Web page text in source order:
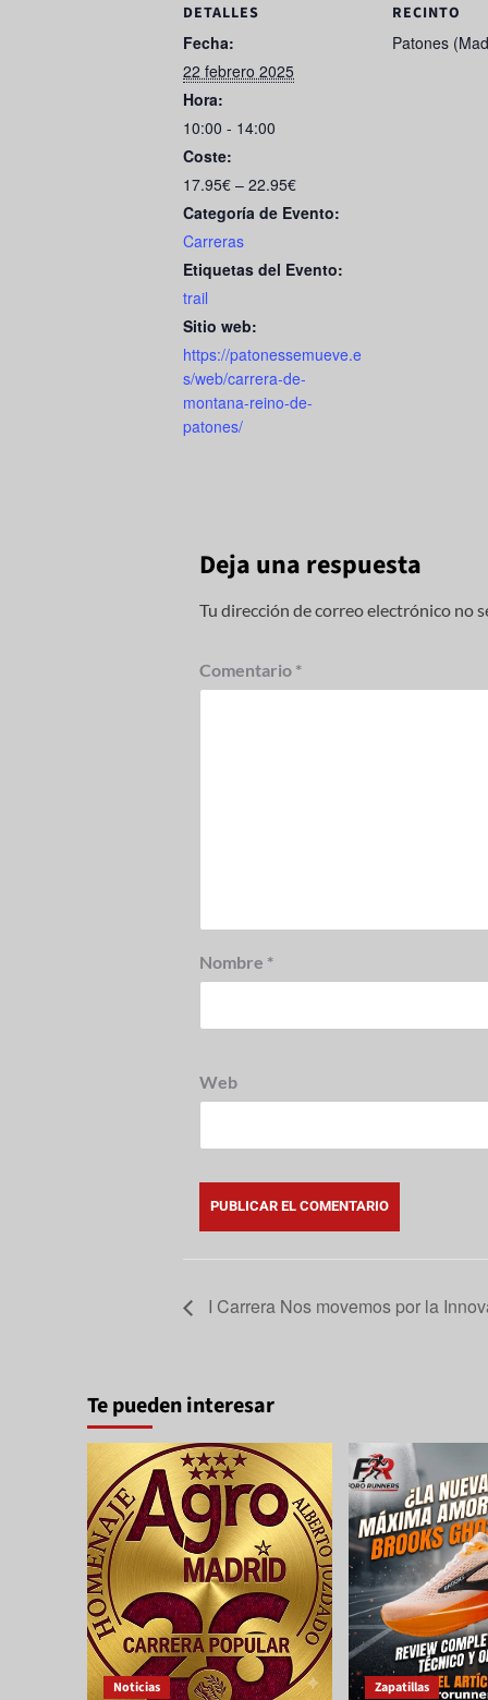
e
b
o
o
k
o
n
DETALLES
Fecha:
22 febrero 2025
Hora:
10:00 - 14:00
Coste:
17.95€ – 22.95€
Categoría de Evento:
Carreras
Etiquetas del Evento:
trail
Sitio web:
https://patonessemueve.e
s/web/carrera-de-
montana-reino-de-
patones/
RECINTO
Patones
Deja una respuesta
Tu dirección de correo electrónico no
Comentario *
Nombre *
Web
I Carrera Nos movemos por la
Te pueden interesar
Noticias Zapatillas